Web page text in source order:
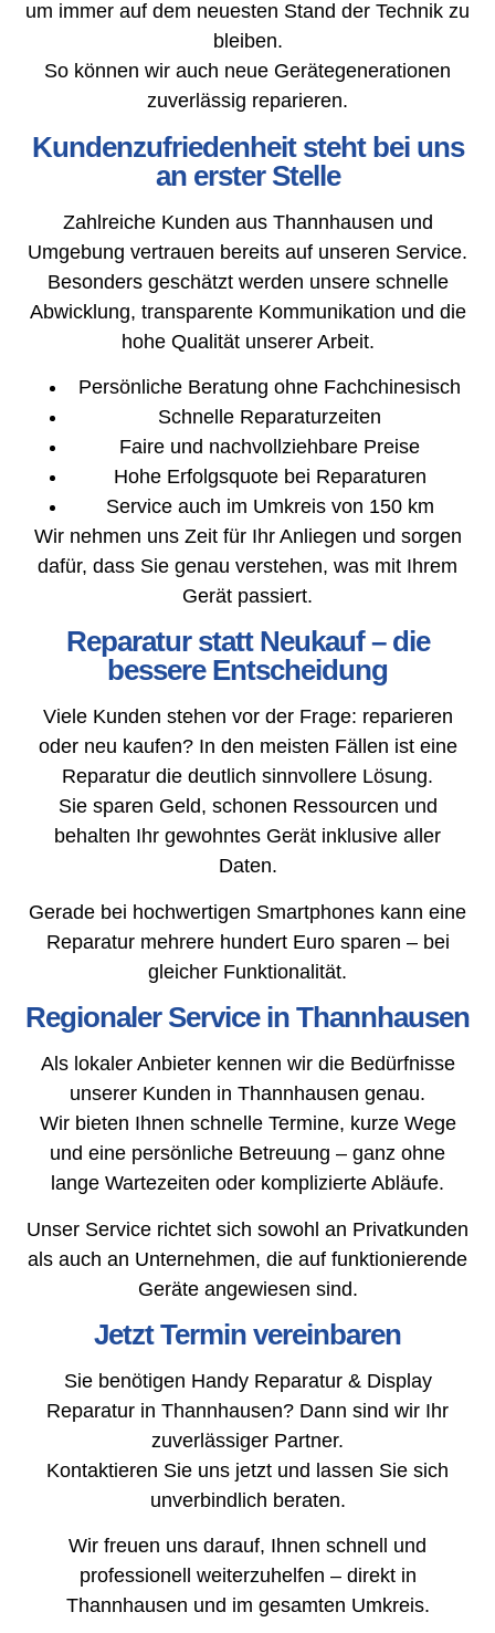
um immer auf dem neuesten Stand der Technik zu
bleiben.
So können wir auch neue Gerätegenerationen
zuverlässig reparieren.
Kundenzufriedenheit steht bei uns
an erster Stelle
Zahlreiche Kunden aus Thannhausen und
Umgebung vertrauen bereits auf unseren Service.
Besonders geschätzt werden unsere schnelle
Abwicklung, transparente Kommunikation und die
hohe Qualität unserer Arbeit.
Persönliche Beratung ohne Fachchinesisch
Schnelle Reparaturzeiten
Faire und nachvollziehbare Preise
Hohe Erfolgsquote bei Reparaturen
Service auch im Umkreis von 150 km
Wir nehmen uns Zeit für Ihr Anliegen und sorgen
dafür, dass Sie genau verstehen, was mit Ihrem
Gerät passiert.
Reparatur statt Neukauf – die
bessere Entscheidung
Viele Kunden stehen vor der Frage: reparieren
oder neu kaufen? In den meisten Fällen ist eine
Reparatur die deutlich sinnvollere Lösung.
Sie sparen Geld, schonen Ressourcen und
behalten Ihr gewohntes Gerät inklusive aller
Daten.
Gerade bei hochwertigen Smartphones kann eine
Reparatur mehrere hundert Euro sparen – bei
gleicher Funktionalität.
Regionaler Service in Thannhausen
Als lokaler Anbieter kennen wir die Bedürfnisse
unserer Kunden in Thannhausen genau.
Wir bieten Ihnen schnelle Termine, kurze Wege
und eine persönliche Betreuung – ganz ohne
lange Wartezeiten oder komplizierte Abläufe.
Unser Service richtet sich sowohl an Privatkunden
als auch an Unternehmen, die auf funktionierende
Geräte angewiesen sind.
Jetzt Termin vereinbaren
Sie benötigen Handy Reparatur & Display
Reparatur in Thannhausen? Dann sind wir Ihr
zuverlässiger Partner.
Kontaktieren Sie uns jetzt und lassen Sie sich
unverbindlich beraten.
Wir freuen uns darauf, Ihnen schnell und
professionell weiterzuhelfen – direkt in
Thannhausen und im gesamten Umkreis.